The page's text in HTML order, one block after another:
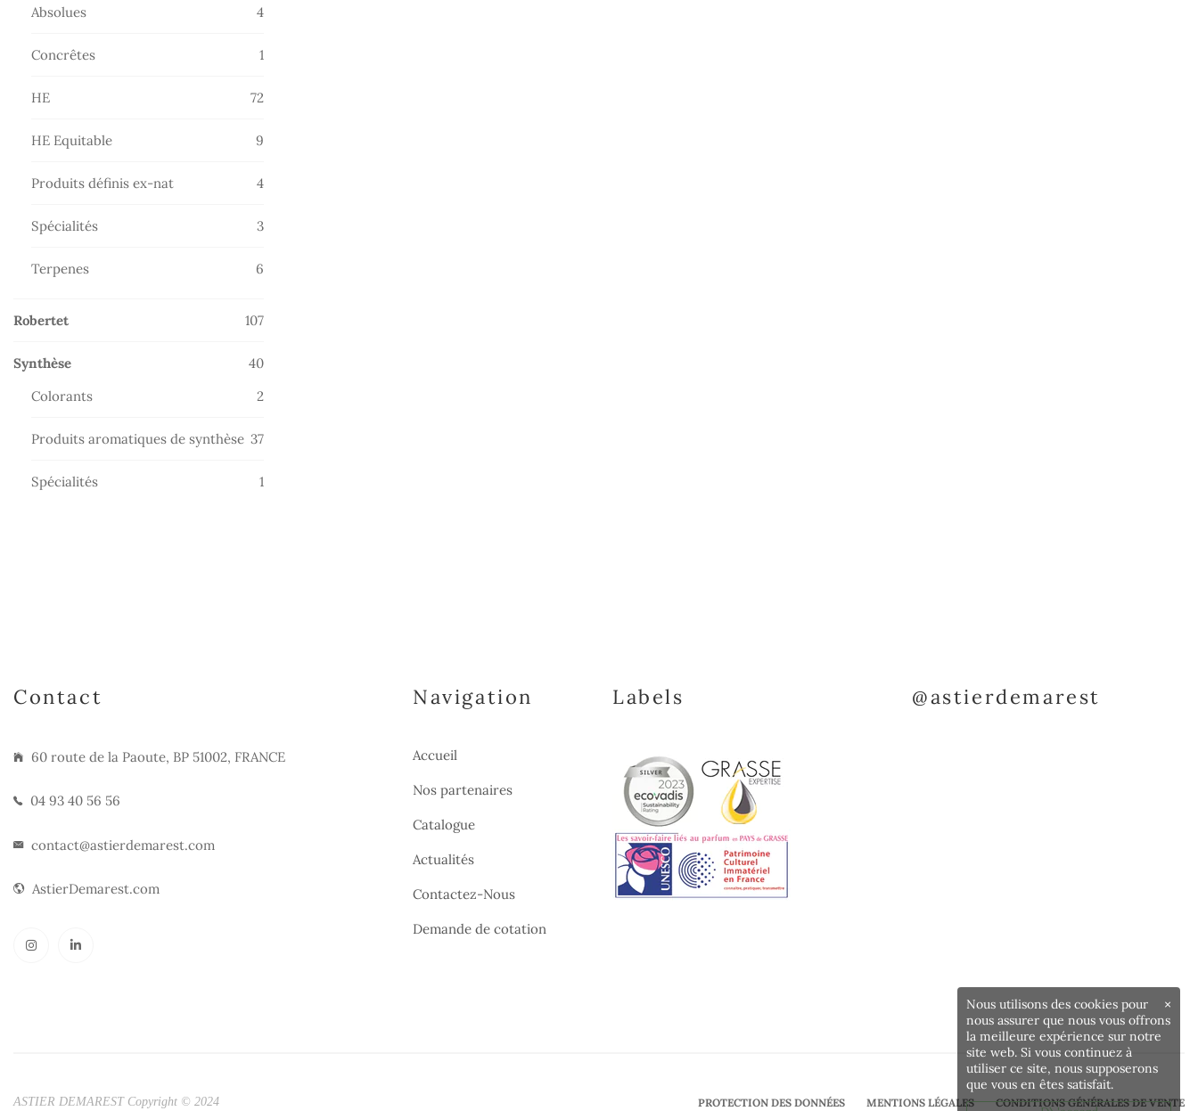
Absolues
44
Concrêtes
1
HE
72
HE Equitable
9
Produits définis ex-nat
44
Spécialités
33
Terpenes
6
Robertet
107107
Synthèse
4040
Colorants 2
Produits aromatiques de synthèse 3737
Spécialités
1
Contact
60 route de la Paoute, BP 51002, FRANCE
04 93 40 56 56
contact@astierdemarest.com
AstierDemarest.com
Navigation
Accueil
Nos partenaires
Catalogue
Actualités
Contactez-Nous
Demande de cotation
Labels @astierdemarest
ASTIER DEMAREST Copyright © 2024 PROTECTION DES DONNÉES MENTIONS LÉGALES CONDITIONS GÉNÉRALES DE VENTE
×
Nous utilisons des cookies pour
nous assurer que nous vous offrons
la meilleure expérience sur notre
site web. Si vous continuez à
utiliser ce site, nous supposerons
que vous en êtes satisfait.